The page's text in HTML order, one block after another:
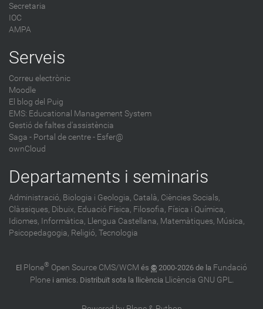
Secretaria
IOC
AMPA
Serveis
Correu electrònic
Moodle
El blog del Puig
EMS: Educational Management System
Gestió de faltes d'assistència
Saga - Portal de centre - Esfer@
ownCloud
Departaments i seminaris
Administració, Biologia i Geologia, Català, Ciències Socials,
Clàssiques, Dibuix, Eduació Física, Filosofia, Física i Química,
Idiomes, Informàtica, Llengua Castellana, Matemàtiques, Música,
Psicopedagogia, Religió, Tecnologia
El Plone® Open Source CMS/WCM és © 2000-2026 de la Fundació
Plonei amics. Distribuït sota la llicència Llicència GNU GPL.